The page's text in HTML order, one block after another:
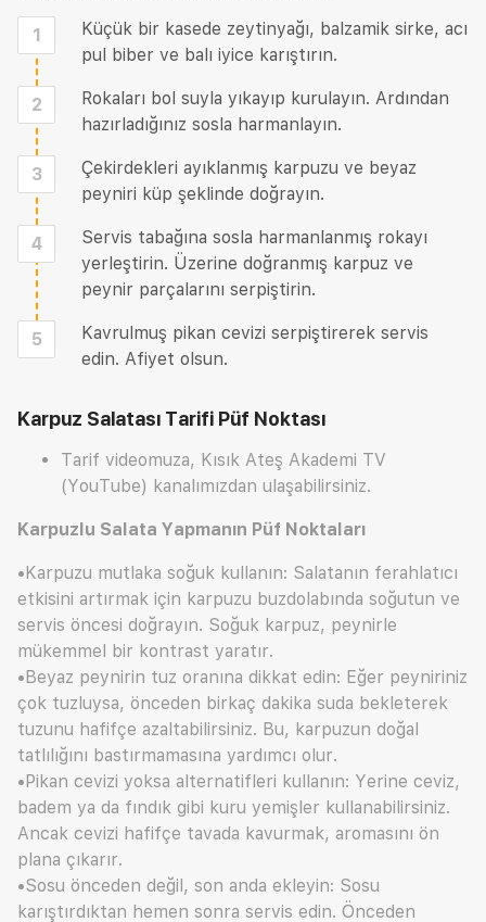
1
Küçük bir kasede zeytinyağı, balzamik sirke, acı
pul biber ve balı iyice karıştırın.
2
Rokaları bol suyla yıkayıp kurulayın. Ardından
hazırladığınız sosla harmanlayın.
3
Çekirdekleri ayıklanmış karpuzu ve beyaz
peyniri küp şeklinde doğrayın.
4
Servis tabağına sosla harmanlanmış rokayı
yerleştirin. Üzerine doğranmış karpuz ve
peynir parçalarını serpiştirin.
5
Kavrulmuş pikan cevizi serpiştirerek servis
edin. Afiyet olsun.
Karpuz Salatası Tarifi Püf Noktası
Tarif videomuza, Kısık Ateş Akademi TV
(YouTube) kanalımızdan ulaşabilirsiniz.
Karpuzlu Salata Yapmanın Püf Noktaları
•Karpuzu mutlaka soğuk kullanın: Salatanın ferahlatıcı
etkisini artırmak için karpuzu buzdolabında soğutun ve
servis öncesi doğrayın. Soğuk karpuz, peynirle
mükemmel bir kontrast yaratır.
•Beyaz peynirin tuz oranına dikkat edin: Eğer peyniriniz
çok tuzluysa, önceden birkaç dakika suda bekleterek
tuzunu hafifçe azaltabilirsiniz. Bu, karpuzun doğal
tatlılığını bastırmamasına yardımcı olur.
•Pikan cevizi yoksa alternatifleri kullanın: Yerine ceviz,
badem ya da fındık gibi kuru yemişler kullanabilirsiniz.
Ancak cevizi hafifçe tavada kavurmak, aromasını ön
plana çıkarır.
•Sosu önceden değil, son anda ekleyin: Sosu
karıştırdıktan hemen sonra servis edin. Önceden